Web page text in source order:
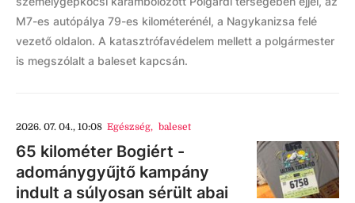
M7-es autópálya 79-es kilométerénél, a Nagykanizsa felé
vezető oldalon. A katasztrófavédelem mellett a polgármester
is megszólalt a baleset kapcsán.
2026. 07. 04., 10:08 Egészség, baleset
65 kilométer Bogiért -
adománygyűjtő kampány
indult a súlyosan sérült abai